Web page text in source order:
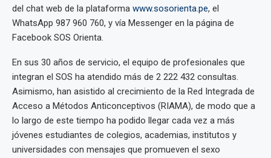
del chat web de la plataforma www.sosorienta.pe, el
WhatsApp 987 960 760, y vía Messenger en la página de
Facebook SOS Orienta.
En sus 30 años de servicio, el equipo de profesionales que
integran el SOS ha atendido más de 2 222 432 consultas.
Asimismo, han asistido al crecimiento de la Red Integrada de
Acceso a Métodos Anticonceptivos (RIAMA), de modo que a
lo largo de este tiempo ha podido llegar cada vez a más
jóvenes estudiantes de colegios, academias, institutos y
universidades con mensajes que promueven el sexo